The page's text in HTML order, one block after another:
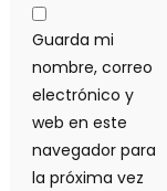
Guarda mi
nombre, correo
electrónico y
web en este
navegador para
la próxima vez